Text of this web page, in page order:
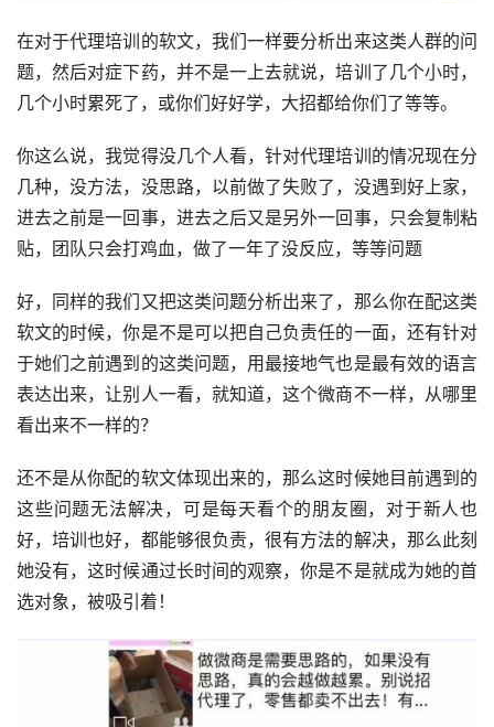
在对于代理培训的软文，我们一样要分析出来这类人群的问
题，然后对症下药，并不是一上去就说，培训了几个小时，
几个小时累死了，或你们好好学，大招都给你们了等等。
你这么说，我觉得没几个人看，针对代理培训的情况现在分
几种，没方法，没思路，以前做了失败了，没遇到好上家，
进去之前是一回事，进去之后又是另外一回事，只会复制粘
贴，团队只会打鸡血，做了一年了没反应，等等问题
好，同样的我们又把这类问题分析出来了，那么你在配这类
软文的时候，你是不是可以把自己负责任的一面，还有针对
于她们之前遇到的这类问题，用最接地气也是最有效的语言
表达出来，让别人一看，就知道，这个微商不一样，从哪里
看出来不一样的？
还不是从你配的软文体现出来的，那么这时候她目前遇到的
这些问题无法解决，可是每天看个的朋友圈，对于新人也
好，培训也好，都能够很负责，很有方法的解决，那么此刻
她没有，这时候通过长时间的观察，你是不是就成为她的首
选对象，被吸引着！